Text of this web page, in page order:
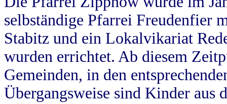
selbständige Pfarrei Freudenfier
Stabitz und ein Lokalvikariat
wurden errichtet. Ab diesem
Gemeinden, in den
Übergangsweise sind Kinder aus